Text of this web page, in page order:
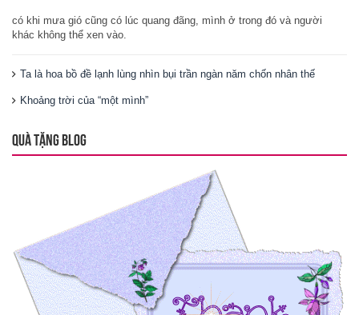
có khi mưa gió cũng có lúc quang đãng, mình ở trong đó và người
khác không thể xen vào.
Ta là hoa bồ đề lạnh lùng nhìn bụi trần ngàn năm chốn nhân thế
Khoảng trời của “một mình”
QUÀ TẶNG BLOG